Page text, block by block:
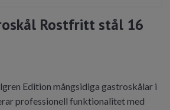
Rostfritt stål 16
Edition mångsidiga gastroskålar i
professionell funktionalitet med